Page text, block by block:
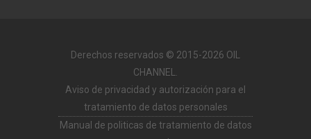
Derechos reservados © 2015-2026 OIL
CHANNEL.
Aviso de privacidad y autorización para el
tratamiento de datos personales
Manual de politicas de tratamiento de datos